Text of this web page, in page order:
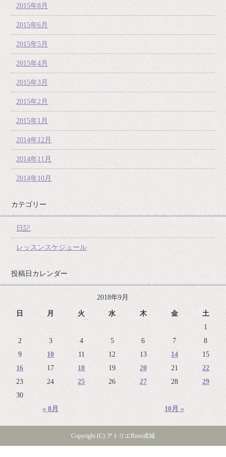
2015年8月
2015年6月
2015年5月
2015年4月
2015年3月
2015年2月
2015年1月
2014年12月
2014年11月
2014年10月
カテゴリー
日記
レッスンスケジュール
投稿日カレンダー
2018年9月
日 月 火 水 木 金 土
« 8月 10月 »
1
2
3 4 5 6 7
8
9
10 11 12 13 14
15
16
17 18 19 20 21
22
23
24 25 26 27 28
29
30
Copyright (C) アトリエRose成城